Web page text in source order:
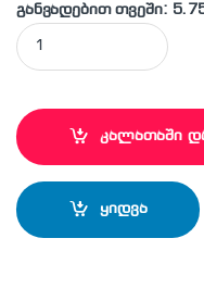
განვადებით თვეში:
MAKITA - D-30508
კალათაში
ყიდვა